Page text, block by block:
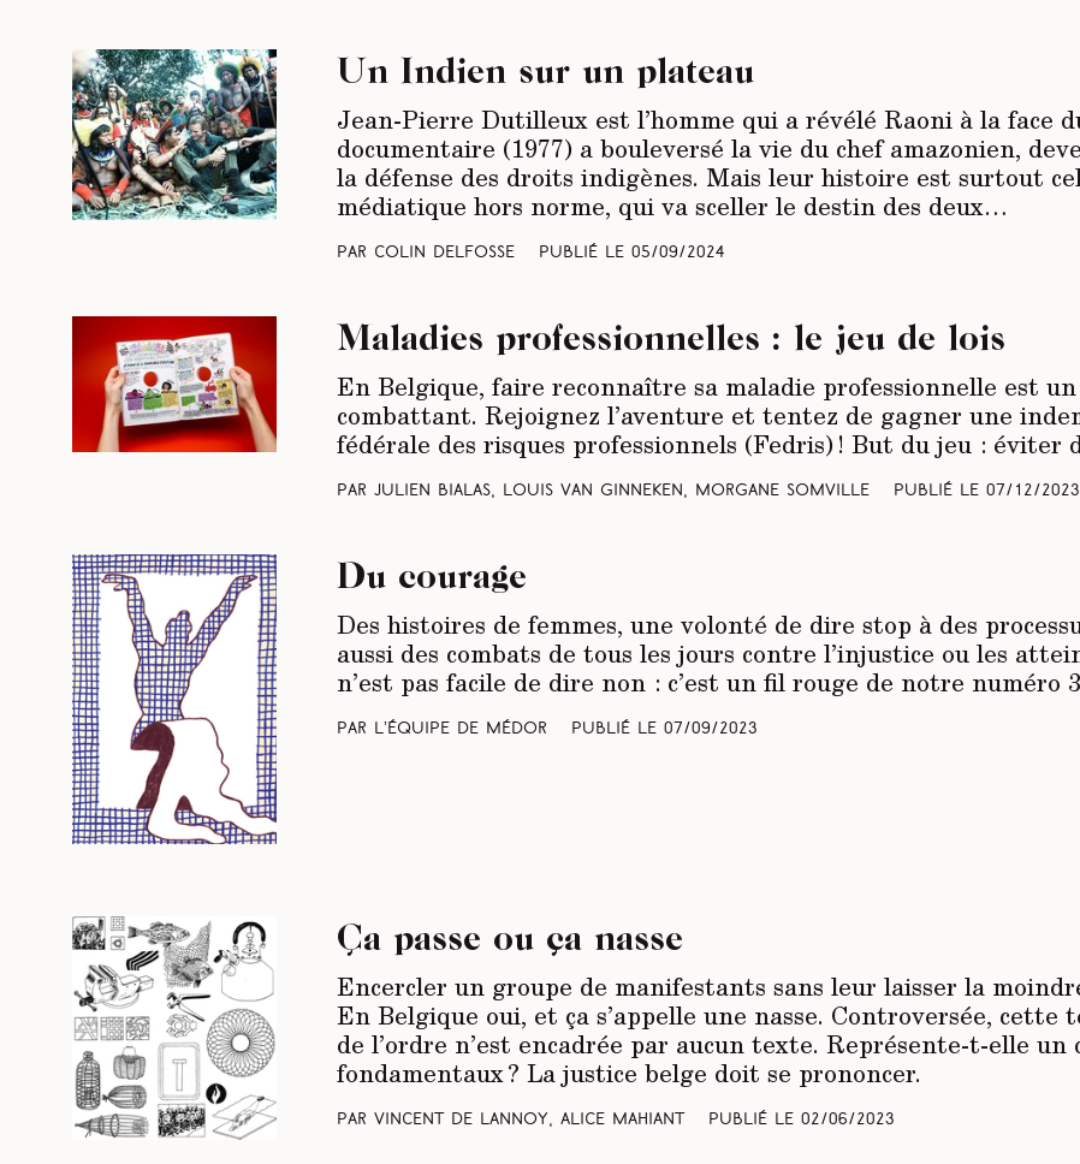
Un Indien sur un plateau
Jean-Pierre Dutilleux est l’homme qui a révélé Raoni à la face
documentaire (1977) a bouleversé la vie du chef amazonien,
la défense des droits indigènes. Mais leur histoire est surtout
médiatique hors norme, qui va sceller le destin des deux…
Par Colin Delfosse Publié le 05/09/2024
Maladies professionnelles : le jeu de lois
En Belgique, faire reconnaître sa maladie professionnelle est
combattant. Rejoignez l’aventure et tentez de gagner une
fédérale des risques professionnels (Fedris) ! But du jeu : éviter
Par Julien Bialas, Louis Van Ginneken, Morgane Somville Publié le 07/12/2023
Du courage
Des histoires de femmes, une volonté de dire stop à des
aussi des combats de tous les jours contre l’injustice ou les
n’est pas facile de dire non : c’est un fil rouge de notre numéro
Par L’équipe de Médor Publié le 07/09/2023
Ça passe ou ça nasse
Encercler un groupe de manifestants sans leur laisser la
En Belgique oui, et ça s’appelle une nasse. Controversée,
de l’ordre n’est encadrée par aucun texte. Représente-t-elle
fondamentaux ? La justice belge doit se prononcer.
Par Vincent de Lannoy, Alice Mahiant Publié le 02/06/2023